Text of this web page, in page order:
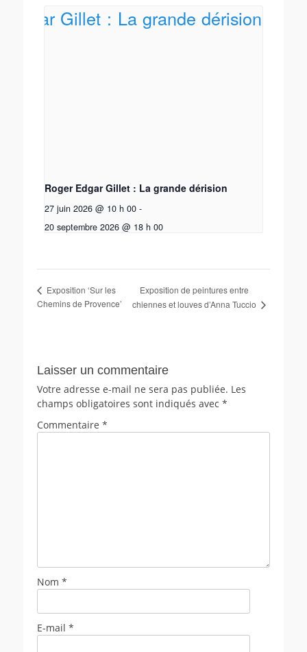
Roger Edgar Gillet : La grande dérision
27 juin 2026 @ 10 h 00 -
20 septembre 2026 @ 18 h 00
Exposition ‘Sur les
Chemins de Provence’
Exposition de peintures entre
chiennes et louves d’Anna Tuccio
Laisser un commentaire
Votre adresse e-mail ne sera pas publiée. Les
champs obligatoires sont indiqués avec *
Commentaire *
Nom *
E-mail *